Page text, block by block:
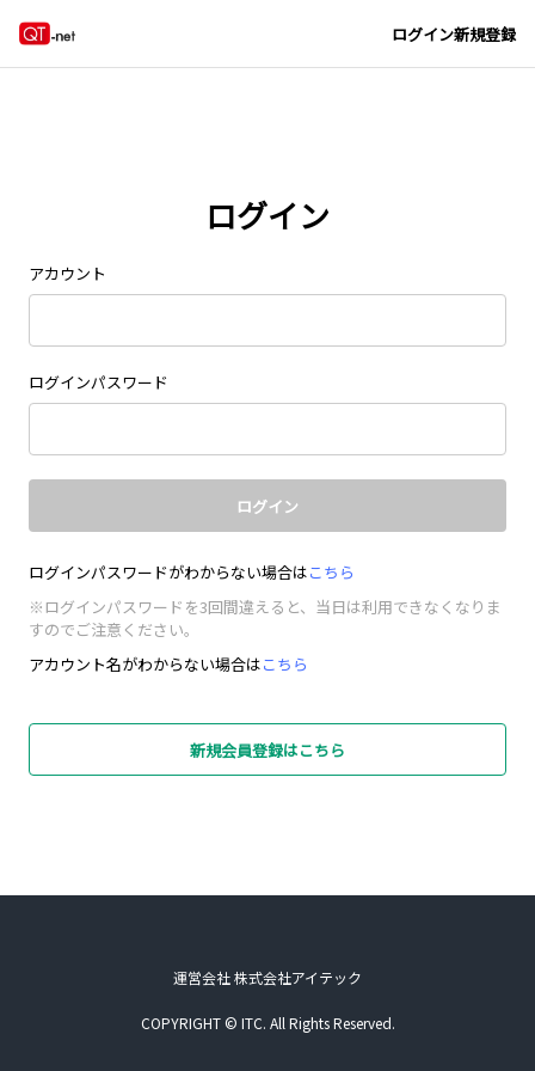
ログイン新規登録
ログイン
アカウント
ログインパスワード
ログイン
ログインパスワードがわからない場合はこちら
※ログインパスワードを3回間違えると、当日は利用できなくなりま
すのでご注意ください。
アカウント名がわからない場合はこちら
新規会員登録はこちら
運営会社 株式会社アイテック
COPYRIGHT © ITC. All Rights Reserved.